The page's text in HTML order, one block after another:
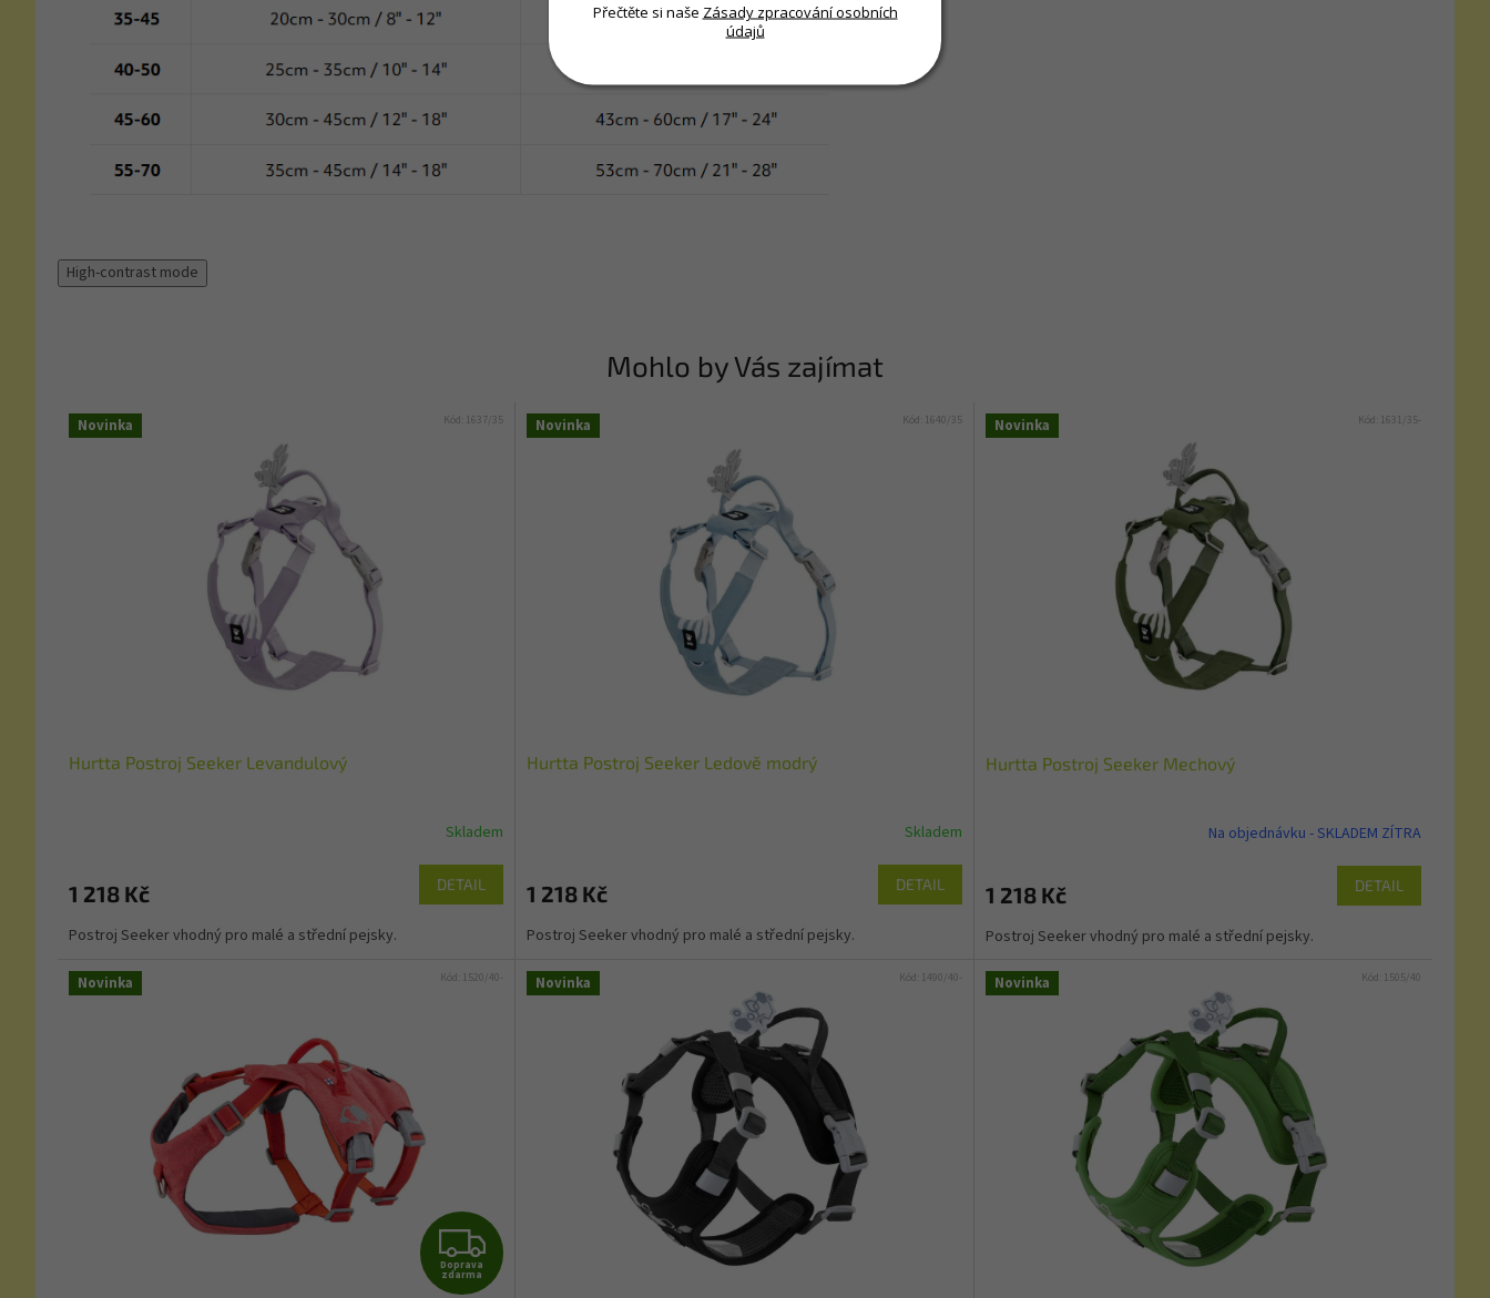
High-contrast mode
Mohlo by Vás zajímat
Novinka
Hurtta Postroj Seeker Levandulový
Skladem
1 218 Kč DETAIL
Postroj Seeker vhodný pro malé a střední pejsky.
Kód: 1637/35 Novinka
Hurtta Postroj Seeker Ledově modrý
Skladem
1 218 Kč DETAIL
Postroj Seeker vhodný pro malé a střední pejsky.
Kód: 1640/35 Novinka
Hurtta Postroj Seeker Mechový
Na objednávku - SKLADEM ZÍTRA
1 218 Kč DETAIL
Postroj Seeker vhodný pro malé a střední pejsky.
Kód: 1631/35-
Novinka
Z
Doprava
zdarma
Kód: 1520/40- Novinka Kód: 1490/40- Novinka Kód: 1505/40
Přečtěte si naše Zásady zpracování osobních
údajů